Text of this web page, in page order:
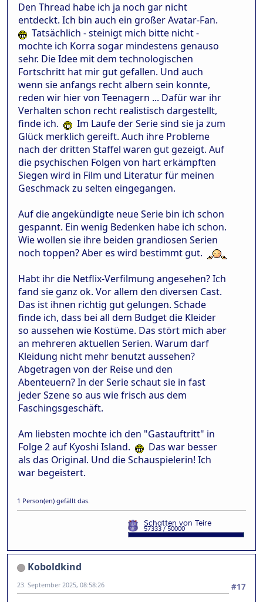
Den Thread habe ich ja noch gar nicht
entdeckt. Ich bin auch ein großer Avatar-Fan.
Tatsächlich - steinigt mich bitte nicht -
mochte ich Korra sogar mindestens genauso
sehr. Die Idee mit dem technologischen
Fortschritt hat mir gut gefallen. Und auch
wenn sie anfangs recht albern sein konnte,
reden wir hier von Teenagern ... Dafür war ihr
Verhalten schon recht realistisch dargestellt,
finde ich.
Im Laufe der Serie sind sie ja zum
Glück merklich gereift. Auch ihre Probleme
nach der dritten Staffel waren gut gezeigt. Auf
die psychischen Folgen von hart erkämpften
Siegen wird in Film und Literatur für meinen
Geschmack zu selten eingegangen.
Auf die angekündigte neue Serie bin ich schon
gespannt. Ein wenig Bedenken habe ich schon.
Wie wollen sie ihre beiden grandiosen Serien
noch toppen? Aber es wird bestimmt gut.
Habt ihr die Netflix-Verfilmung angesehen? Ich
fand sie ganz ok. Vor allem den diversen Cast.
Das ist ihnen richtig gut gelungen. Schade
finde ich, dass bei all dem Budget die Kleider
so aussehen wie Kostüme. Das stört mich aber
an mehreren aktuellen Serien. Warum darf
Kleidung nicht mehr benutzt aussehen?
Abgetragen von der Reise und den
Abenteuern? In der Serie schaut sie in fast
jeder Szene so aus wie frisch aus dem
Faschingsgeschäft.
Am liebsten mochte ich den "Gastauftritt" in
Folge 2 auf Kyoshi Island.
Das war besser
als das Original. Und die Schauspielerin! Ich
war begeistert.
1 Person(en) gefällt das.
Koboldkind
#17
23. September 2025, 08:58:26